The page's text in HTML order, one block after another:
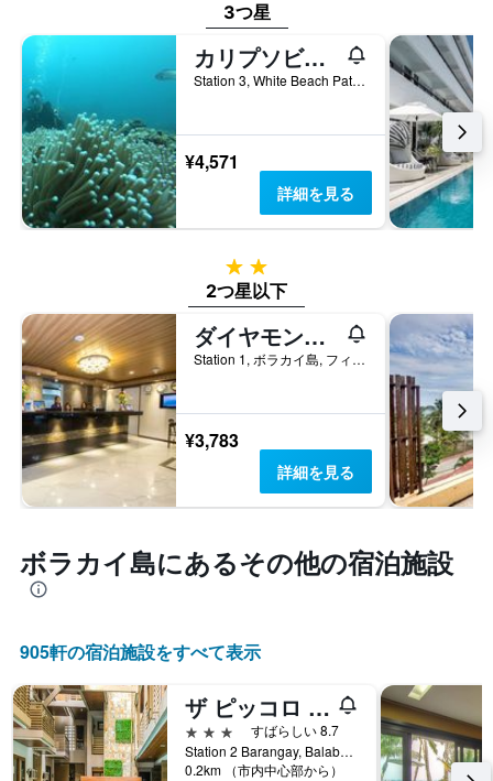
を
表
し
て
い
ま
す
3つ星
カリプソビーチアンドダイブリゾート
Station 3, White Beach Path, Malay, Aklan, ボラカイ島, フィリピン
¥4,571
詳細を見る
2つ星
2つ星以下
ダイヤモンド ウォーター エッジ リゾート
Station 1, ボラカイ島, フィリピン
¥3,783
詳細を見る
ボラカイ島​にあるその他の宿泊施設
905​軒の宿泊施設をすべて表示
ザ ピッコロ ホテル オブ ボラカイ
3つ星
すばらしい 8.7
Station 2 Barangay, Balabag Boracay, ボラカイ島, フィリピン
0.2km （市内中心部から）